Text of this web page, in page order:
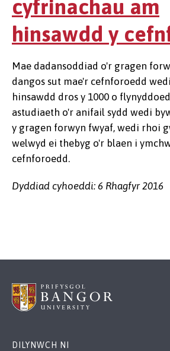
cyfrinachau am
hinsawdd y
Mae dadansoddiad o'r gragen
dangos sut mae'r cefnforoedd
hinsawdd dros y 1000 o
astudiaeth o'r anifail sydd wedi
y gragen forwyn fwyaf, wedi rhoi
welwyd ei thebyg o'r blaen i
cefnforoedd.
Dyddiad cyhoeddi: 6 Rhagfyr 2016
DILYNWCH NI